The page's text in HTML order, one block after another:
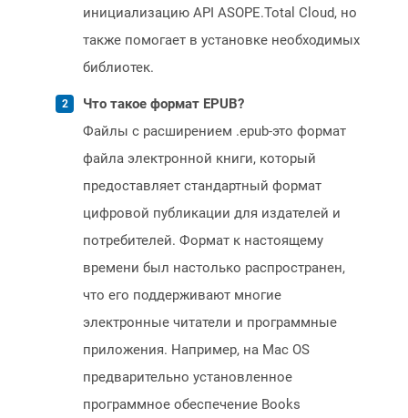
инициализацию API ASOPE.Total Cloud, но
также помогает в установке необходимых
библиотек.
Что такое формат EPUB?
Файлы с расширением .epub-это формат
файла электронной книги, который
предоставляет стандартный формат
цифровой публикации для издателей и
потребителей. Формат к настоящему
времени был настолько распространен,
что его поддерживают многие
электронные читатели и программные
приложения. Например, на Mac OS
предварительно установленное
программное обеспечение Books